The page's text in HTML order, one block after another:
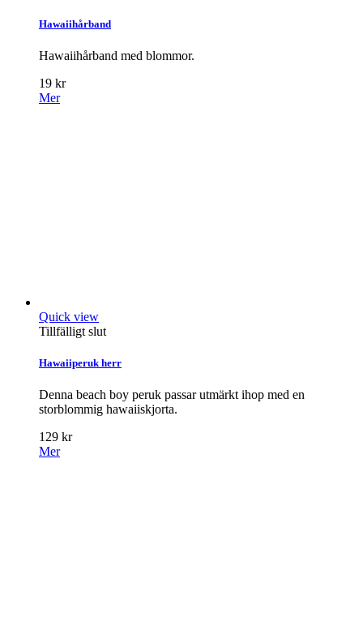
Hawaiihårband
Hawaiihårband med blommor.
19 kr
Mer
Quick view
Tillfälligt slut
Hawaiiperuk herr
Denna beach boy peruk passar utmärkt ihop med en
storblommig hawaiiskjorta.
129 kr
Mer